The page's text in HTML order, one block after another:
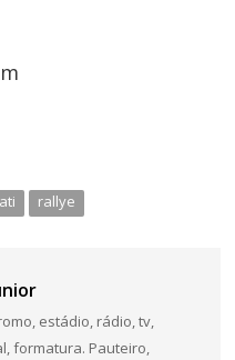
rallye
estádio, rádio, tv,
formatura. Pauteiro,